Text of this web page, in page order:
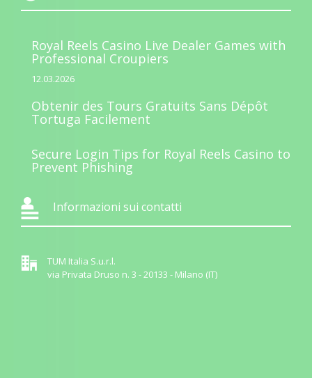
Royal Reels Casino Live Dealer Games with
Professional Croupiers
12.03.2026
Obtenir des Tours Gratuits Sans Dépôt
Tortuga Facilement
Secure Login Tips for Royal Reels Casino to
Prevent Phishing
Informazioni sui contatti
TUM Italia S.u.r.l.
via Privata Druso n. 3 - 20133 - Milano (IT)